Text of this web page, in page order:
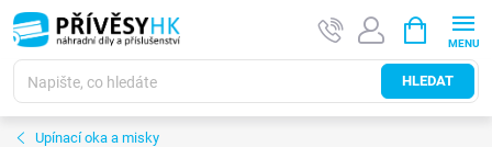
Přejít
na
obsah
HLEDAT
NÁKUPNÍ
KOŠÍK
Upínací oka a misky